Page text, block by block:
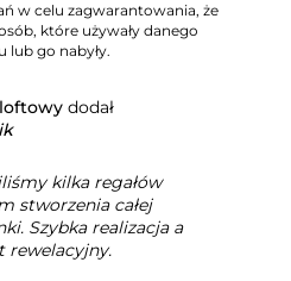
w celu zagwarantowania, że
które używały danego
lub go nabyły.
loftowydodał
kilka regałów
stworzenia całej
Szybka realizacja a
rewelacyjny.